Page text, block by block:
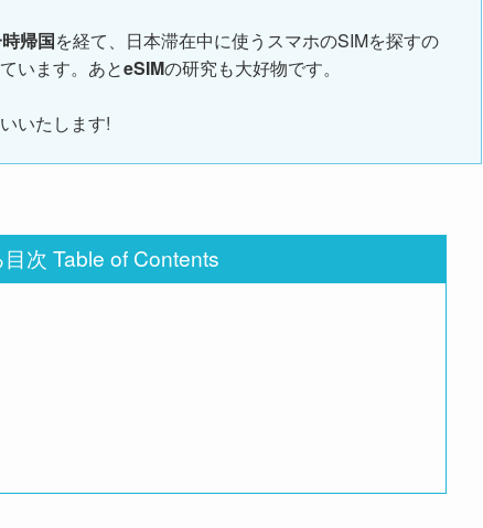
帰国を経て、日本滞在中に使うスマホのSIMを探すの
います。あとeSIMの研究も大好物です。
いたします!
次 Table of Contents